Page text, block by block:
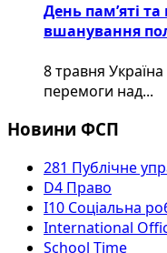
День пам’яті
вшанування
8 травня Україна
перемоги над...
Новини ФСП
281 Публічне
D4 Право
I10 Соціальна
International
School Time